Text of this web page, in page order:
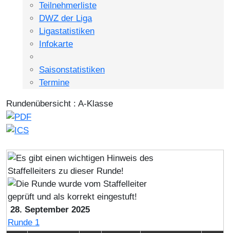
Teilnehmerliste
DWZ der Liga
Ligastatistiken
Infokarte
Saisonstatistiken
Termine
Rundenübersicht : A-Klasse
28. September 2025
Runde 1